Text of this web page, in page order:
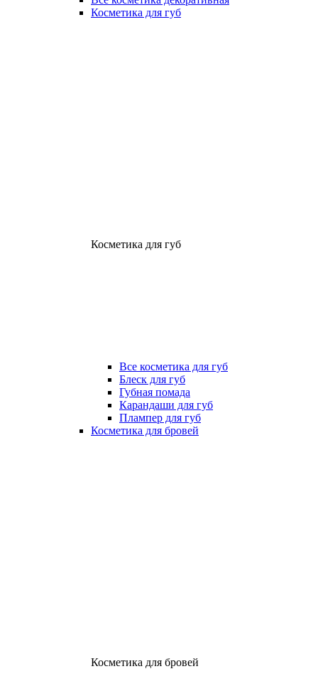
Косметика для губ
Косметика для губ
Все косметика для губ
Блеск для губ
Губная помада
Карандаши для губ
Плампер для губ
Косметика для бровей
Косметика для бровей